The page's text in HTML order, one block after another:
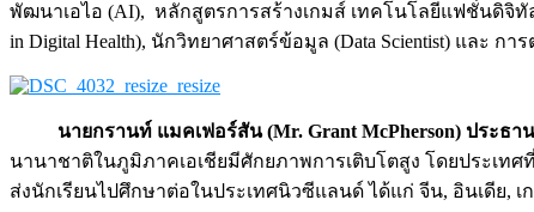
พัฒนาเอไอ (AI), หลักสูตรการสร้างเกมส์ เทคโนโลยีแฟชั่นดิจิทัล
in Digital Health), นักวิทยาศาสตร์ข้อมูล (Data Scientist) และ กา
นายกรานท์ แมคเฟอร์สัน (Mr. Grant McPherson) ประธ
นานาชาติในภูมิภาคเอเชียมีศักยภาพการเติบโตสูง โดยประเท
ส่งนักเรียนไปศึกษาต่อในประเทศนิวซีแลนด์ ได้แก่ จีน, อินเดีย,